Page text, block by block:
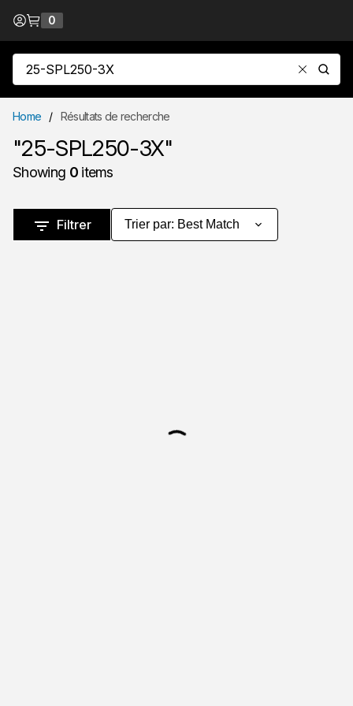
Passer au contenu
0
Recherche sur le site
Home / Résultats de recherche
"25-SPL250-3X"
Showing 0items
Filtrer Trier par: Best Match
Passer aux résultats